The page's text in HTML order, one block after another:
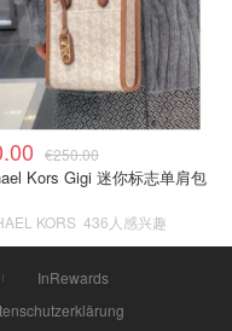
€250.00
Kors Gigi 迷你标志单肩包
KORS 436人感兴趣
InRewards